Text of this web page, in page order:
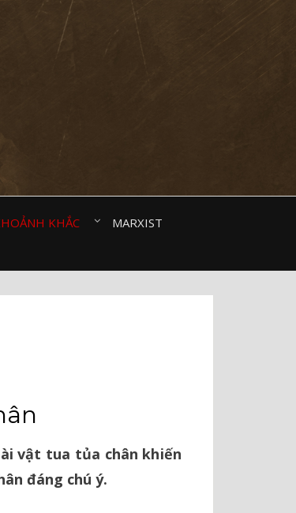
KHẮC⠀
MARXIST⠀
vật tua tủa chân khiến
đáng chú ý.